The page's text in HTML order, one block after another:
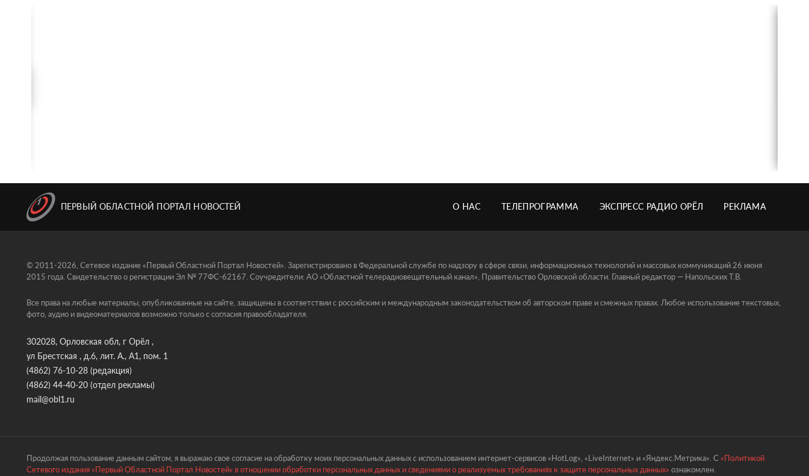
ПЕРВЫЙ ОБЛАСТНОЙ ПОРТАЛ НОВОСТЕЙ О НАС ТЕЛЕПРОГРАММА ЭКСПРЕСС РАДИО ОРЁЛ РЕКЛАМА
© 2011-2026, Сетевое издание «Первый Областной Портал Новостей». Зарегистрировано в Федеральной службе по надзору в сфере связи, информационных технологий и массовых коммуникаций 26 июня
2015 года. Свидетельство о регистрации Эл № 77ФС-62167. Соучредители: АО «Областной телерадиовещательный канал», Правительство Орловской области. Главный редактор — Напольских Т.В.
Все права на любые материалы, опубликованные на сайте, защищены в соответствии с российским и международным законодательством об авторском праве и смежных правах. Любое использование текстовых,
фото, аудио и видеоматериалов возможно только с согласия правообладателя.
302028, Орловская обл, г Орёл ,
ул Брестская , д.6, лит. А., А1, пом. 1
(4862) 76-10-28 (редакция)
(4862) 44-40-20 (отдел рекламы)
mail@obl1.ru
Продолжая пользование данным сайтом, я выражаю свое согласие на обработку моих персональных данных с использованием интернет-сервисов «HotLog», «LiveInternet» и «Яндекс.Метрика». С«Политикой
Сетевого издания «Первый Областной Портал Новостей» в отношении обработки персональных данных и сведениями о реализуемых требованиях к защите персональных данных»ознакомлен.